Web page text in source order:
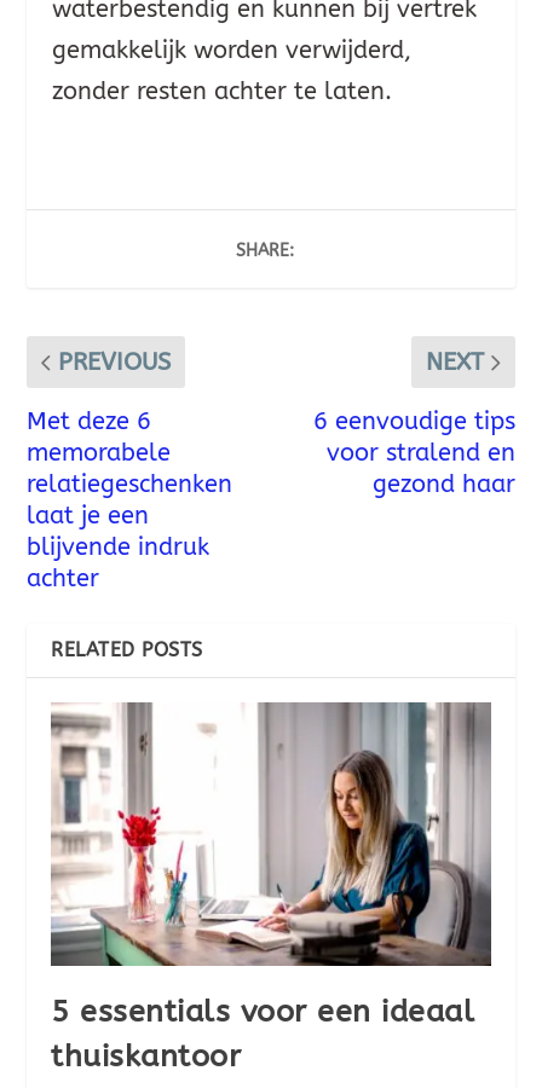
waterbestendig en kunnen bij vertrek
gemakkelijk worden verwijderd,
zonder resten achter te laten.
SHARE:
PREVIOUS
Met deze 6
memorabele
relatiegeschenken
laat je een
blijvende indruk
achter
NEXT
6 eenvoudige tips
voor stralend en
gezond haar
RELATED POSTS
5 essentials voor een ideaal
thuiskantoor